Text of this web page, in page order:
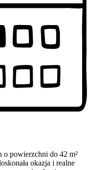
powierzchni do 42 m²
okazja i realne